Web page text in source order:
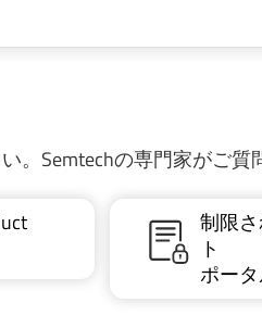
。Semtechの専門家がご質
制限
ト
ポー